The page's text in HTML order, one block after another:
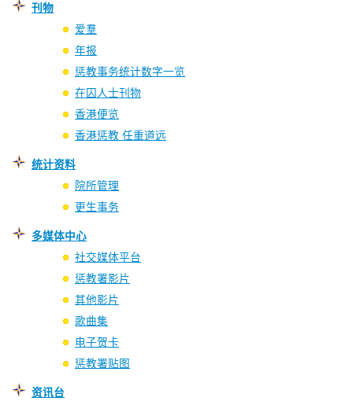
刊物
爱羣
年报
惩教事务统计数字一览
在囚人士刊物
香港便览
香港惩教 任重道远
统计资料
院所管理
更生事务
多媒体中心
社交媒体平台
惩教署影片
其他影片
歌曲集
电子贺卡
惩教署贴图
资讯台